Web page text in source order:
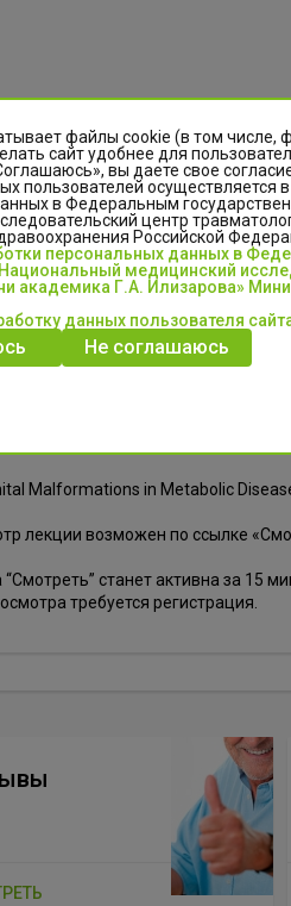
Malformations in Metabolic
лекции возможен по ссылке
станет активна за 15
требуется регистрация.
файлы cookie (в том числе,
сайт удобнее для
вы даете свое
пользователей осуществляется
в Федеральным
центр
Российской
персональных данных в
медицинский
академика Г.А. Илизарова»
данных пользователя
Не соглашаюсь